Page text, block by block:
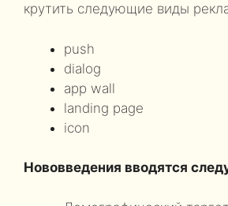
крутить следующие виды
push
dialog
app wall
landing page
icon
Нововведения вводятся